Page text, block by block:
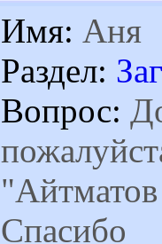
Имя: Аня
Раздел:
Вопрос:
Спасибо